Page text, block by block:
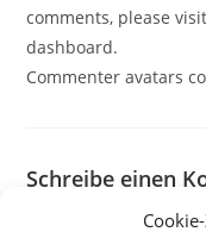
comments, please
dashboard.
Commenter avatars
Schreibe einen